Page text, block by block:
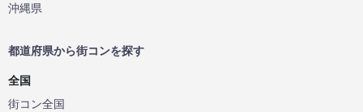
沖縄県
都道府県から街コンを探す
全国
街コン全国